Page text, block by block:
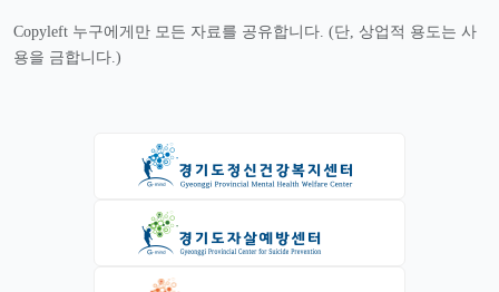
Copyleft 누구에게만 모든 자료를 공유합니다. (단, 상업적 용도는 사
용을 금합니다.)